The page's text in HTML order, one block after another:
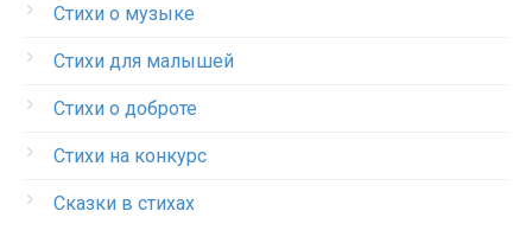
Стихи о музыке
Стихи для малышей
Стихи о доброте
Стихи на конкурс
Сказки в стихах